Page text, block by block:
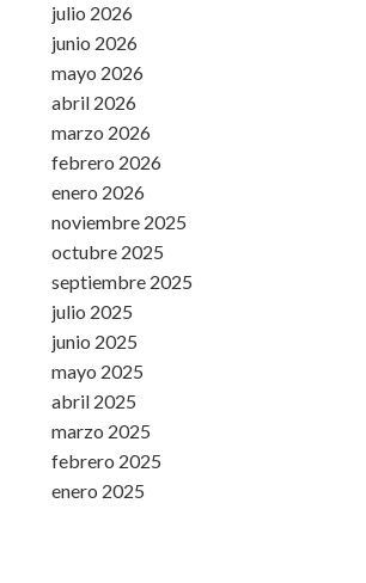
julio 2026
junio 2026
mayo 2026
abril 2026
marzo 2026
febrero 2026
enero 2026
noviembre 2025
octubre 2025
septiembre 2025
julio 2025
junio 2025
mayo 2025
abril 2025
marzo 2025
febrero 2025
enero 2025